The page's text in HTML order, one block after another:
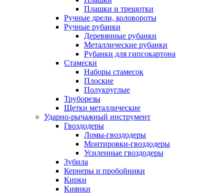
Плашки и трещотки
Ручные дрели, коловороты
Ручные рубанки
Деревянные рубанки
Металлические рубанки
Рубанки для гипсокартона
Стамески
Наборы стамесок
Плоские
Полукруглые
Труборезы
Щетки металлические
Ударно-рычажный инструмент
Гвоздодеры
Ломы-гвоздодеры
Монтировки-гвоздодеры
Усиленные гвоздодеры
Зубила
Кернеры и пробойники
Кирки
Киянки